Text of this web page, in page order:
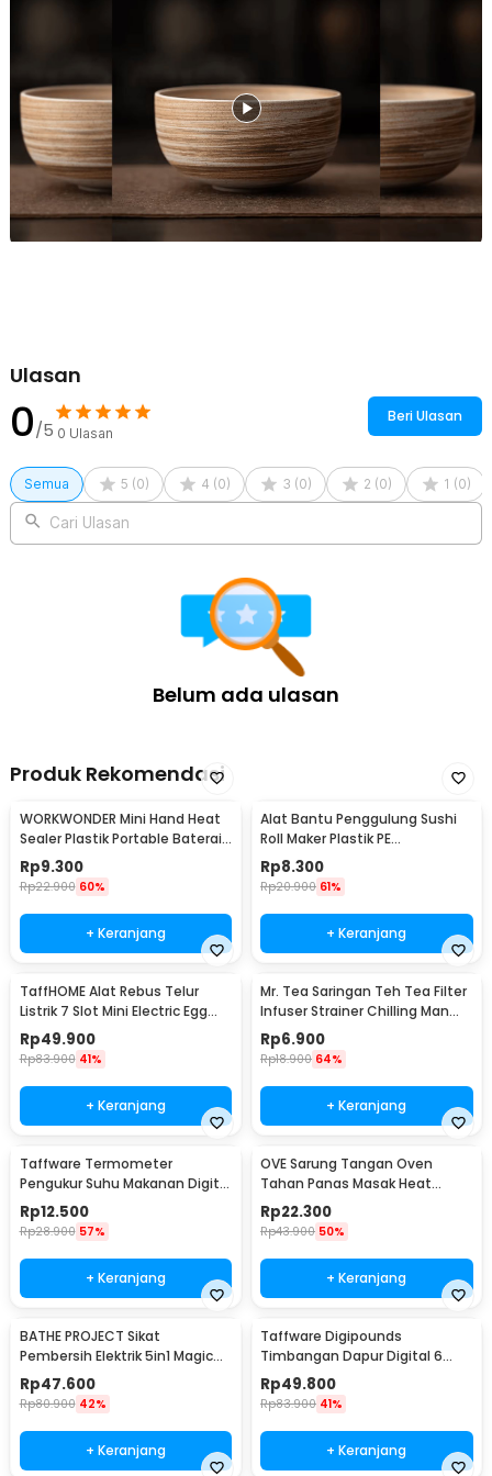
Rincian yang Anda dapatkan untuk pembelian produk ini:
1 x One Two Cups Mangkuk Teh Chawan Japanese Matcha Tea
Bowl 480ml - D56
Ulasan
0/5 0 Ulasan
Beri Ulasan
Semua 5 (0) 4 (0) 3 (0) 2 (0) 1 (0)
Cari Ulasan
Belum ada ulasan
Produk Rekomendasi
WORKWONDER Mini Hand Heat
Sealer Plastik Portable Baterai
AA - LX2000A
Rp9.300
Rp22.900 60%
+ Keranjang
Alat Bantu Penggulung Sushi
Roll Maker Plastik PE
22x20.5x0.1cm - E1119
Rp8.300
Rp20.900 61%
+ Keranjang
TaffHOME Alat Rebus Telur
Listrik 7 Slot Mini Electric Egg
Cooker 350W - YS-203
Rp49.900
Rp83.900 41%
+ Keranjang
Mr. Tea Saringan Teh Tea Filter
Infuser Strainer Chilling Man
Silicon - MR03
Rp6.900
Rp18.900 64%
+ Keranjang
Taffware Termometer
Pengukur Suhu Makanan Digital
Daging Kopi Susu - TP101
Rp12.500
Rp28.900 57%
+ Keranjang
OVE Sarung Tangan Oven
Tahan Panas Masak Heat
Resistant Gloves - 540F
Rp22.300
Rp43.900 50%
+ Keranjang
BATHE PROJECT Sikat
Pembersih Elektrik 5in1 Magic
Brush Rechargeable - WQ8110
Rp47.600
Rp80.900 42%
+ Keranjang
Taffware Digipounds
Timbangan Dapur Digital 6
Satuan 1kg 0.1g - i2000
Rp49.800
Rp83.900 41%
+ Keranjang